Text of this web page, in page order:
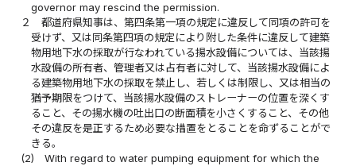
governor may rescind the permission.
２
都道府県知事は、第四条第一項の規定に違反して同項の許可を
受けず、又は同条第四項の規定により附した条件に違反して建築
物用地下水の採取が行なわれている揚水設備については、当該揚
水設備の所有者、管理者又は占有者に対して、当該揚水設備によ
る建築物用地下水の採取を禁止し、若しくは制限し、又は相当の
猶予期限をつけて、当該揚水設備のストレーナーの位置を深くす
ること、その揚水機の吐出口の断面積を小さくすること、その他
その違反を是正するため必要な措置をとることを命ずることがで
きる。
(2)
With regard to water pumping equipment for which the